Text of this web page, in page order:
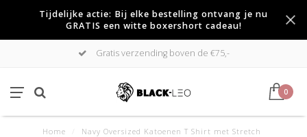
Tijdelijke actie: Bij elke bestelling ontvang je nu
GRATIS een witte boxershort cadeau!
Gratis verzending boven de €75,-
0
Home Navy Oversized Katoenen T Shirt met Stretch